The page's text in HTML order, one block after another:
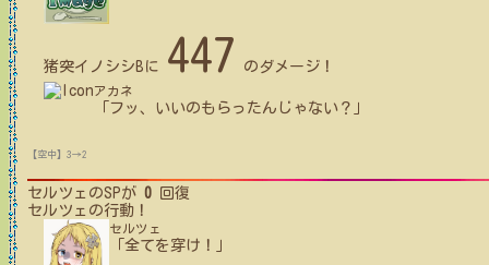
猪突イノシシB に 447 のダメージ！
アカネ
「フッ、いいのもらったんじゃない？」
【空中】3→2
セルツェ のSPが 0 回復
セルツェ の行動！
セルツェ
「全てを穿け！」